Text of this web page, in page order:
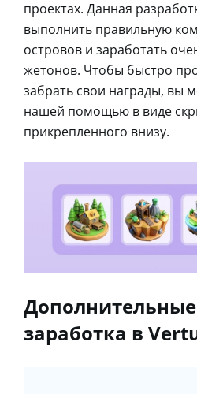
проектах. Данная
выполнить правильную
островов и заработать
жетонов. Чтобы быстро
забрать свои награды, вы
нашей помощью в виде
прикрепленного внизу.
заработка в